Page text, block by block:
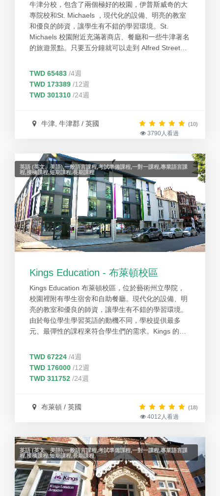
牛津分校，包含了兩個極好的校園，伊普斯威奇的大
專院校和St. Michaels ，現代化的設備、明亮的教室
和優良的師資，讓學生有不錯的學習環境。St.
Michaels 校園附近充滿著商店、餐廳和一些牛津著名
的旅遊景點。只要五分鐘就可以走到 Alfred Street
多元、最彈性的課程來符合學生們的需求。Kings 的
學生不但能夠享有彈性的課程選擇，同時也能受惠於
專業的教學師資，豐富的學習資源和多元的學生國
夠把極佳的教學品質以及優良服務帶給更多想要學習
TWD 65483 /4週
TWD 173389 /12週
TWD 301310 /24週
牛津, 牛津郡 / 英國 (10)
3790人看過
英語 (英文、美語),一般語言課程,考試準備課程,一對一課程,專業語言課
程,接橋課程,短期課程,長期課程
Kings Education - 布萊頓校區
Kings Education 布萊頓校區，位於藝術州立學院，
校園裡附有學生宿舍和自助餐廳。現代化的設備、明
亮的教室和優良的師資，讓學生有不錯的學習環境。
由於每位學生學習英語的動機不同，學校提供最多
元、最彈性的課程來符合學生們的需求。Kings 的學
業的教學師資，豐富的學習資源和多元的學生國籍。
學校生活機能良好，附近有商店、餐廳和交通轉運
點，而對面是布萊頓其中一個有名的公園。 Kings學
學品質以及優良服務帶給更多想要學習英語的學生。
TWD 67224 /4週
TWD 176000 /12週
TWD 311752 /24週
布萊頓 / 英國 (18)
4012人看過
英語 (英文、美語),一般語言課程,考試準備課程,一對一課程,專業語言課
程,接橋課程,短期課程,長期課程